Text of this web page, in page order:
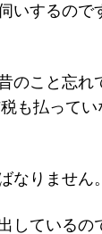
いするので
のこと忘れ
も払って
なりません。
しているの